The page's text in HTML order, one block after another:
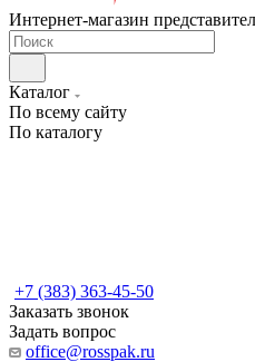
Интернет-магазин
Каталог
По всему сайту
По каталогу
+7 (383) 363-45-50
Заказать звонок
Задать вопрос
office@rosspak.ru